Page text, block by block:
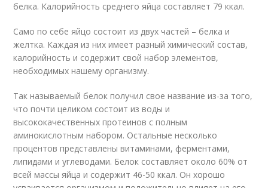
белка. Калорийность среднего яйца составляет 79 ккал.
Само по себе яйцо состоит из двух частей – белка и
желтка. Каждая из них имеет разный химический состав,
калорийность и содержит свой набор элементов,
необходимых нашему организму.
Так называемый белок получил свое название из-за того,
что почти целиком состоит из воды и
высококачественных протеинов с полным
аминокислотным набором. Остальные несколько
процентов представлены витаминами, ферментами,
липидами и углеводами. Белок составляет около 60% от
всей массы яйца и содержит 46-50 ккал. Он хорошо